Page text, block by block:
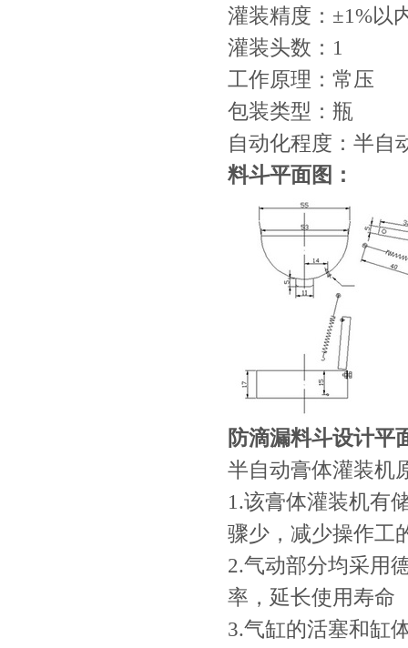
灌装精度：±1%以
灌装头数：1
工作原理：常压
包装类型：瓶
自动化程度：半自
料斗平面图：
防滴漏料斗设计平
半自动膏体灌装机
1.该膏体灌装机有
骤少，减少操作工
2.气动部分均采用
率，延长使用寿命
3.气缸的活塞和缸